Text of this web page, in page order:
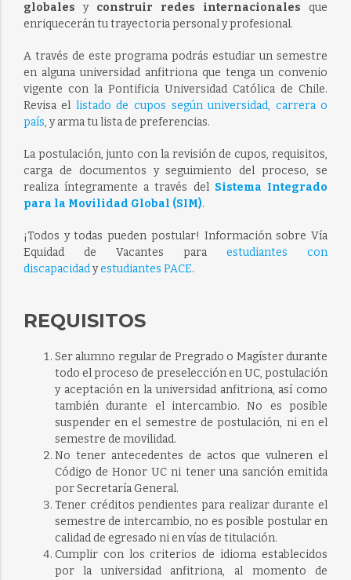
globales y construir redes internacionales que
enriquecerán tu trayectoria personal y profesional.
A través de este programa podrás estudiar un semestre
en alguna universidad anfitriona que tenga un convenio
vigente con la Pontificia Universidad Católica de Chile.
Revisa el listado de cupos según universidad, carrera o
país, y arma tu lista de preferencias.
La postulación, junto con la revisión de cupos, requisitos,
carga de documentos y seguimiento del proceso, se
realiza íntegramente a través del Sistema Integrado
para la Movilidad Global (SIM).
¡Todos y todas pueden postular! Información sobre Vía
Equidad de Vacantes paraestudiantes con
discapacidadyestudiantes PACE.
REQUISITOS
Ser alumno regular de Pregrado o Magíster durante
todo el proceso de preselección en UC, postulación
y aceptación en la universidad anfitriona, así como
también durante el intercambio. No es posible
suspender en el semestre de postulación, ni en el
semestre de movilidad.
No tener antecedentes de actos que vulneren el
Código de Honor UC ni tener una sanción emitida
por Secretaría General.
Tener créditos pendientes para realizar durante el
semestre de intercambio, no es posible postular en
calidad de egresado ni en vías de titulación.
Cumplir con los criterios de idioma establecidos
por la universidad anfitriona, al momento de